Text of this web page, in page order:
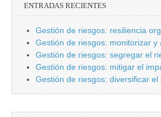
ENTRADAS RECIENTES
Gestión de riesgos: resiliencia
Gestión de riesgos: monitorizar y
Gestión de riesgos: segregar el
Gestión de riesgos: mitigar el
Gestión de riesgos: diversificar el